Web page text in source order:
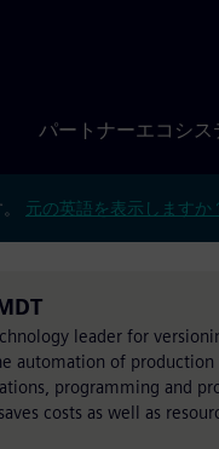
パートナーエコシス
元の英語を表示しますか
leader for
automation of
programming and
costs as well as